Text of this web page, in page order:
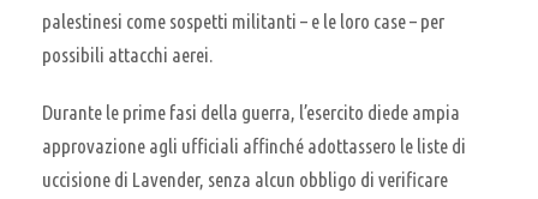
palestinesi come sospetti militanti – e le loro case – per
possibili attacchi aerei.
Durante le prime fasi della guerra, l’esercito diede ampia
approvazione agli ufficiali affinché adottassero le liste di
uccisione di Lavender, senza alcun obbligo di verificare